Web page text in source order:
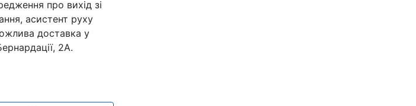
про вихід зі
асистент руху
доставка у
2А.